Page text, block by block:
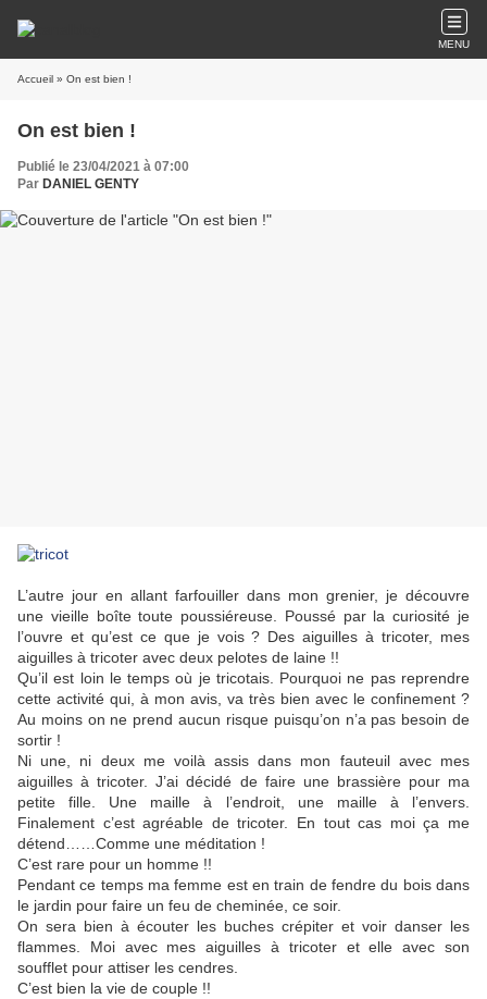
MENU
Accueil » On est bien !
On est bien !
Publié le 23/04/2021 à 07:00
Par DANIEL GENTY
L’autre jour en allant farfouiller dans mon grenier, je découvre
une vieille boîte toute poussiéreuse. Poussé par la curiosité je
l’ouvre et qu’est ce que je vois ? Des aiguilles à tricoter, mes
aiguilles à tricoter avec deux pelotes de laine !!
Qu’il est loin le temps où je tricotais. Pourquoi ne pas reprendre
cette activité qui, à mon avis, va très bien avec le confinement ?
Au moins on ne prend aucun risque puisqu’on n’a pas besoin de
sortir !
Ni une, ni deux me voilà assis dans mon fauteuil avec mes
aiguilles à tricoter. J’ai décidé de faire une brassière pour ma
petite fille. Une maille à l’endroit, une maille à l’envers.
Finalement c’est agréable de tricoter. En tout cas moi ça me
détend……Comme une méditation !
C’est rare pour un homme !!
Pendant ce temps ma femme est en train de fendre du bois dans
le jardin pour faire un feu de cheminée, ce soir.
On sera bien à écouter les buches crépiter et voir danser les
flammes. Moi avec mes aiguilles à tricoter et elle avec son
soufflet pour attiser les cendres.
C’est bien la vie de couple !!